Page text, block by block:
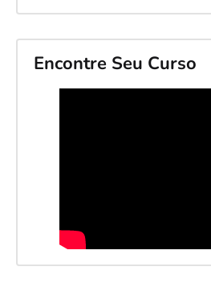
Encontre Seu Curso